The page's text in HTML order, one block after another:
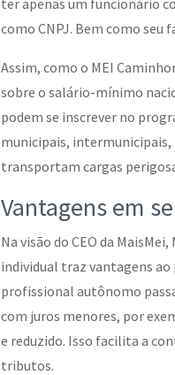
ter apenas um funcionário
como CNPJ. Bem como seu
Assim, como o MEI
sobre o salário-mínimo
podem se inscrever no
municipais, intermunicipais,
transportam cargas
Vantagens em
Na visão do CEO da
individual traz vantagens
profissional autônomo
com juros menores, por
e reduzido. Isso facilita a
tributos.